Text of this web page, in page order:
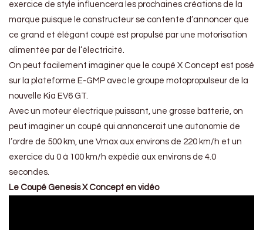
exercice de style influencera les prochaines créations de la
marque puisque le constructeur se contente d’annoncer que
ce grand et élégant coupé est propulsé par une motorisation
alimentée par de l’électricité.
On peut facilement imaginer que le coupé X Concept est posé
sur la plateforme E-GMP avec le groupe motopropulseur de la
nouvelle Kia EV6 GT.
Avec un moteur électrique puissant, une grosse batterie, on
peut imaginer un coupé qui annoncerait une autonomie de
l’ordre de 500 km, une Vmax aux environs de 220 km/h et un
exercice du 0 à 100 km/h expédié aux environs de 4.0
secondes.
Le Coupé Genesis X Concept en vidéo